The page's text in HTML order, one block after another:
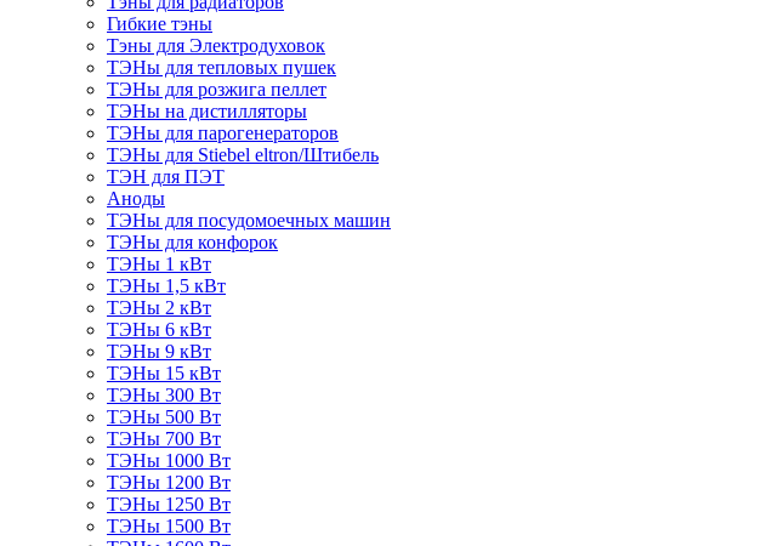
Гибкие тэны
Тэны для Электродуховок
ТЭНы для тепловых пушек
ТЭНы для розжига пеллет
ТЭНы на дистилляторы
ТЭНы для парогенераторов
ТЭНы для Stiebel eltron/Штибель
ТЭН для ПЭТ
Аноды
ТЭНы для посудомоечных машин
ТЭНы для конфорок
ТЭНы 1 кВт
ТЭНы 1,5 кВт
ТЭНы 2 кВт
ТЭНы 6 кВт
ТЭНы 9 кВт
ТЭНы 15 кВт
ТЭНы 300 Вт
ТЭНы 500 Вт
ТЭНы 700 Вт
ТЭНы 1000 Вт
ТЭНы 1200 Вт
ТЭНы 1250 Вт
ТЭНы 1500 Вт